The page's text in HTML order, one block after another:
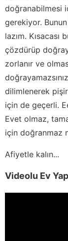
doğranabilmesi
gerekiyor.
lazım. Kısacası
çözdürüp
zorlanır ve
dilimlenerek
için de geçerli.
Evet olmaz,
için doğranmaz
Afiyetle kalın...
Videolu Ev